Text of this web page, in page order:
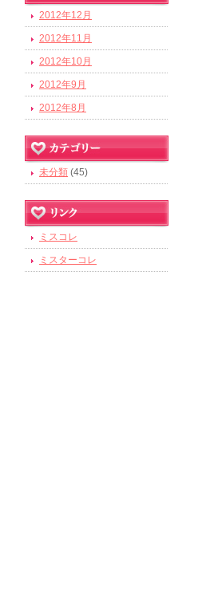
2012年12月
2012年11月
2012年10月
2012年9月
2012年8月
未分類 (45)
ミスコレ
ミスターコレ